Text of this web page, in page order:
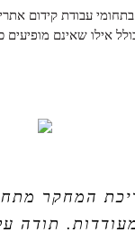
עבודת קידום
אילו שאינם
המחקר
תודה